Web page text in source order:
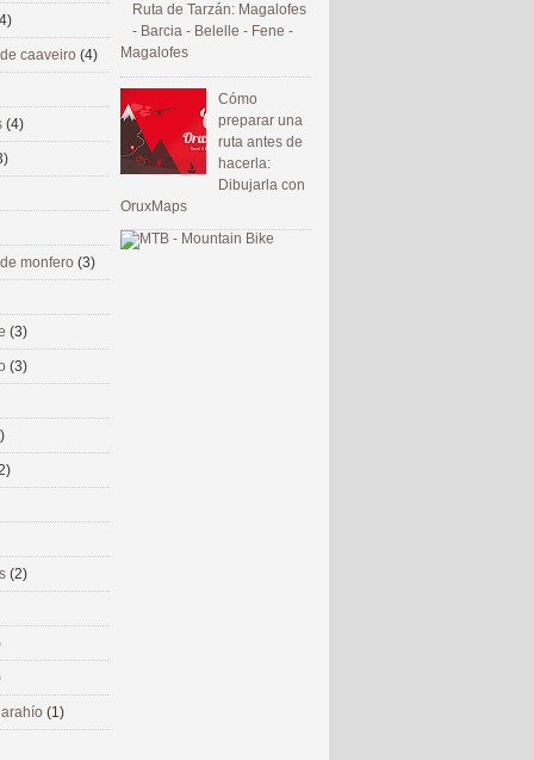
Ruta de Tarzán: Magalofes
- Barcia - Belelle - Fene -
Magalofes
Cómo
preparar una
ruta antes de
hacerla:
Dibujarla con
OruxMaps
caaveiro (4)
(4)
monfero (3)
(3)
(3)
(2)
(1)